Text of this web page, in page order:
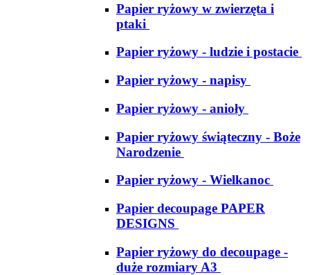
Papier ryżowy w zwierzęta i
ptaki
Papier ryżowy - ludzie i postacie
Papier ryżowy - napisy
Papier ryżowy - anioły
Papier ryżowy świąteczny - Boże
Narodzenie
Papier ryżowy - Wielkanoc
Papier decoupage PAPER
DESIGNS
Papier ryżowy do decoupage -
duże rozmiary A3